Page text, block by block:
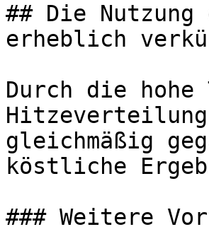
## Die
erheblich
Durch die hohe
gleichmäßig
köstliche
### Weitere